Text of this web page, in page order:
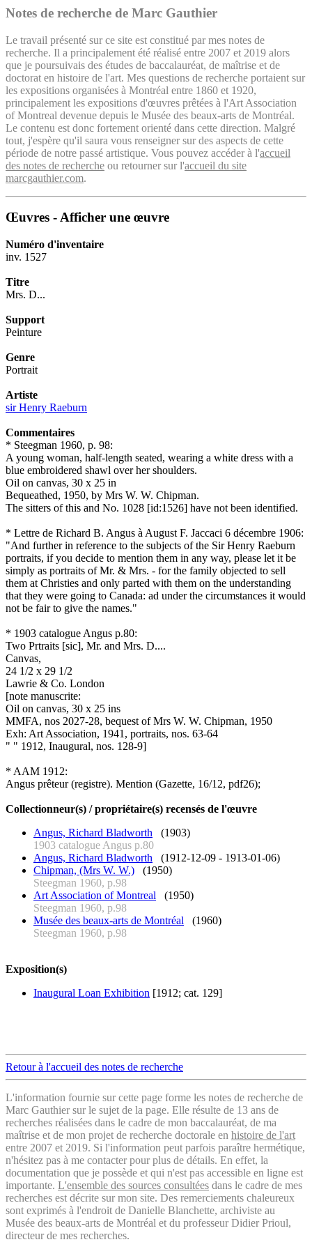
Notes de recherche de Marc Gauthier
Le travail présenté sur ce site est constitué par mes notes de
recherche. Il a principalement été réalisé entre 2007 et 2019 alors
que je poursuivais des études de baccalauréat, de maîtrise et de
doctorat en histoire de l'art. Mes questions de recherche portaient sur
les expositions organisées à Montréal entre 1860 et 1920,
principalement les expositions d'œuvres prêtées à l'Art Association
of Montreal devenue depuis le Musée des beaux-arts de Montréal.
Le contenu est donc fortement orienté dans cette direction. Malgré
tout, j'espère qu'il saura vous renseigner sur des aspects de cette
période de notre passé artistique. Vous pouvez accéder à l'accueil
des notes de recherche ou retourner sur l'accueil du site
marcgauthier.com.
Œuvres - Afficher une œuvre
Numéro d'inventaire
inv. 1527
Titre
Mrs. D...
Support
Peinture
Genre
Portrait
Artiste
sir Henry Raeburn
Commentaires
* Steegman 1960, p. 98:
A young woman, half-length seated, wearing a white dress with a
blue embroidered shawl over her shoulders.
Oil on canvas, 30 x 25 in
Bequeathed, 1950, by Mrs W. W. Chipman.
The sitters of this and No. 1028 [id:1526] have not been identified.
* Lettre de Richard B. Angus à August F. Jaccaci 6 décembre 1906:
"And further in reference to the subjects of the Sir Henry Raeburn
portraits, if you decide to mention them in any way, please let it be
simply as portraits of Mr. & Mrs. - for the family objected to sell
them at Christies and only parted with them on the understanding
that they were going to Canada: ad under the circumstances it would
not be fair to give the names."
* 1903 catalogue Angus p.80:
Two Prtraits [sic], Mr. and Mrs. D....
Canvas,
24 1/2 x 29 1/2
Lawrie & Co. London
[note manuscrite:
Oil on canvas, 30 x 25 ins
MMFA, nos 2027-28, bequest of Mrs W. W. Chipman, 1950
Exh: Art Association, 1941, portraits, nos. 63-64
" " 1912, Inaugural, nos. 128-9]
* AAM 1912:
Angus prêteur (registre). Mention (Gazette, 16/12, pdf26);
Collectionneur(s) / propriétaire(s) recensés de l'œuvre
Angus, Richard Bladworth (1903)
1903 catalogue Angus p.80
Angus, Richard Bladworth (1912-12-09 - 1913-01-06)
Chipman, (Mrs W. W.) (1950)
Steegman 1960, p.98
Art Association of Montreal (1950)
Steegman 1960, p.98
Musée des beaux-arts de Montréal (1960)
Steegman 1960, p.98
Exposition(s)
Inaugural Loan Exhibition [1912; cat. 129]
Retour à l'accueil des notes de recherche
L'information fournie sur cette page forme les notes de recherche de
Marc Gauthier sur le sujet de la page. Elle résulte de 13 ans de
recherches réalisées dans le cadre de mon baccalauréat, de ma
maîtrise et de mon projet de recherche doctorale en histoire de l'art
entre 2007 et 2019. Si l'information peut parfois paraître hermétique,
n'hésitez pas à me contacter pour plus de détails. En effet, la
documentation que je possède et qui n'est pas accessible en ligne est
importante. L'ensemble des sources consultées dans le cadre de mes
recherches est décrite sur mon site. Des remerciements chaleureux
sont exprimés à l'endroit de Danielle Blanchette, archiviste au
Musée des beaux-arts de Montréal et du professeur Didier Prioul,
directeur de mes recherches.